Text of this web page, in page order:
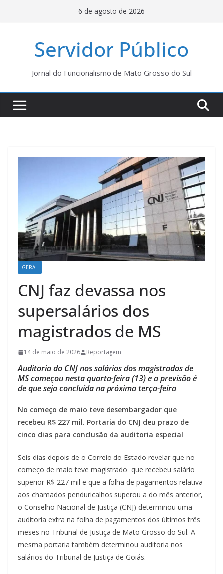
6 de agosto de 2026
Servidor Público
Jornal do Funcionalismo de Mato Grosso do Sul
GERAL
CNJ faz devassa nos
supersalários dos
magistrados de MS
14 de maio de 2026 Reportagem
Auditoria do CNJ nos salários dos magistrados de
MS começou nesta quarta-feira (13) e a previsão é
de que seja concluída na próxima terça-feira
No começo de maio teve desembargador que
recebeu R$ 227 mil. Portaria do CNJ deu prazo de
cinco dias para conclusão da auditoria especial
Seis dias depois de o Correio do Estado revelar que no
começo de maio teve magistrado que recebeu salário
superior R$ 227 mil e que a folha de pagamentos relativa
aos chamados penduricalhos superou a do mês anterior,
o Conselho Nacional de Justiça (CNJ) determinou uma
auditoria extra na folha de pagamentos dos últimos três
meses no Tribunal de Justiça de Mato Grosso do Sul. A
mesma portaria também determinou auditoria nos
salários do Tribunal de Justiça de Goiás.